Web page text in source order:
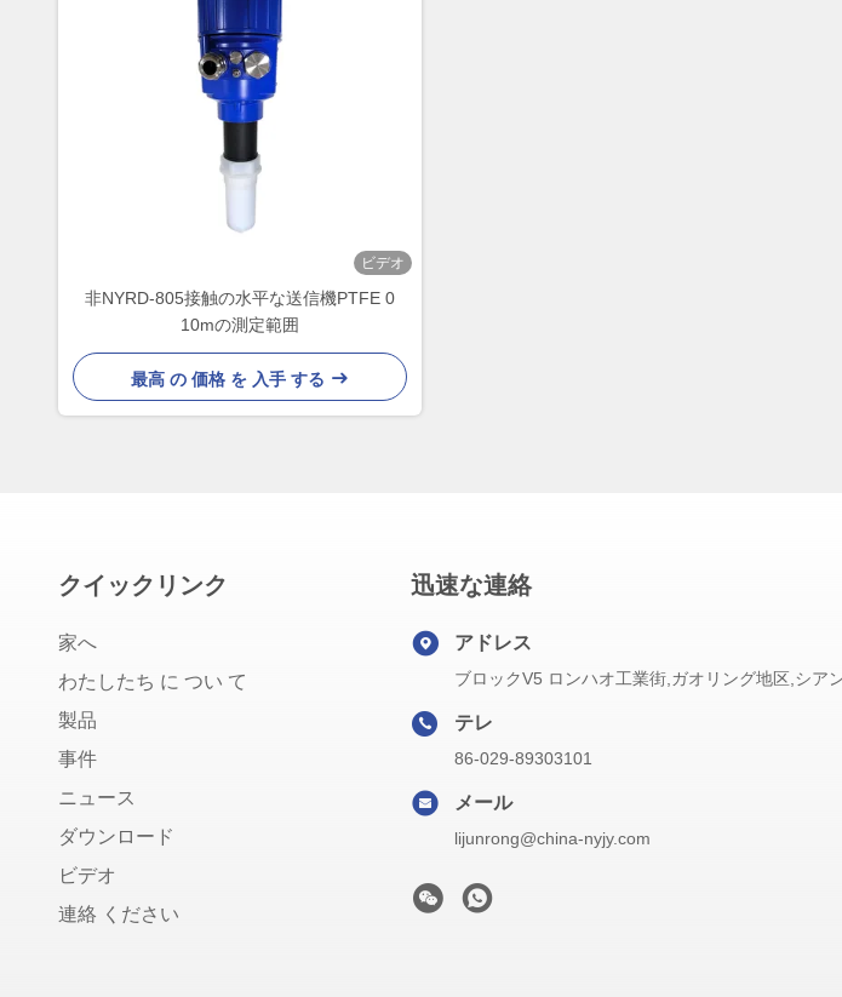
ビデオ
非NYRD-805接触の水平な送信機PTFE 0
10mの測定範囲
最高 の 価格 を 入手 する
クイックリンク
家へ
わたしたち に つい て
製品
事件
ニュース
ダウンロード
ビデオ
連絡 ください
迅速な連絡
アドレス
ブロックV5 ロンハオ工業街,ガオリング地区,シア
テレ
86-029-89303101
メール
lijunrong@china-nyjy.com